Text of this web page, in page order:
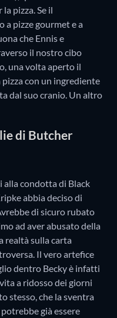
pizza. Se il
a pizze gourmet e a
che Ennis e
il nostro cibo
una volta aperto il
con un ingrediente
dal suo cranio. Un altro
di Butcher
alla condotta di Black
abbia deciso di
di sicuro rubato
ad aver abusato della
realtà sulla carta
Il vero artefice
dentro Becky è infatti
a ridosso dei giorni
stesso, che la sventra
già essere